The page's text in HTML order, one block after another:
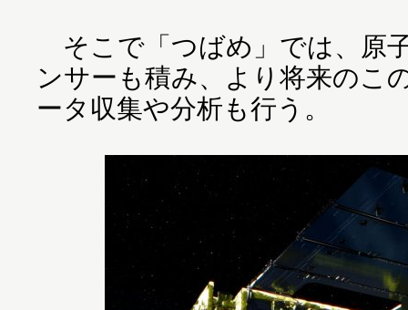
そこで「つばめ」では、原
ンサーも積み、より将来のこ
ータ収集や分析も行う。